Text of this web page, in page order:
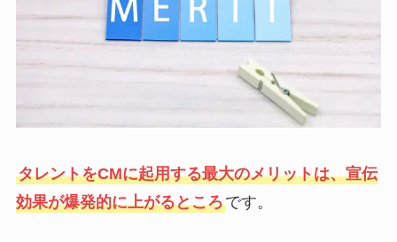
タレントをCMに起用する最大のメリットは、宣伝
効果が爆発的に上がるところです。